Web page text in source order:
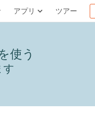
アプリ ツアー
使う
す